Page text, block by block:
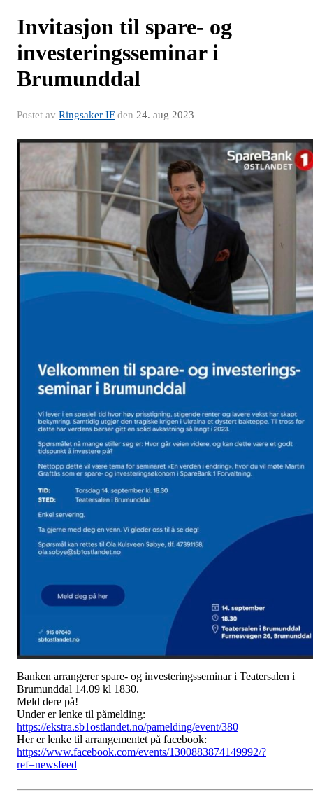
Invitasjon til spare- og
investeringsseminar i
Brumunddal
Postet av Ringsaker IF den 24. aug 2023
Banken arrangerer spare- og investeringsseminar i Teatersalen i
Brumunddal 14.09 kl 1830.
Meld dere på!
Under er lenke til påmelding:
https://ekstra.sb1ostlandet.no/pamelding/event/380
Her er lenke til arrangementet på facebook:
https://www.facebook.com/events/1300883874149992/?
ref=newsfeed